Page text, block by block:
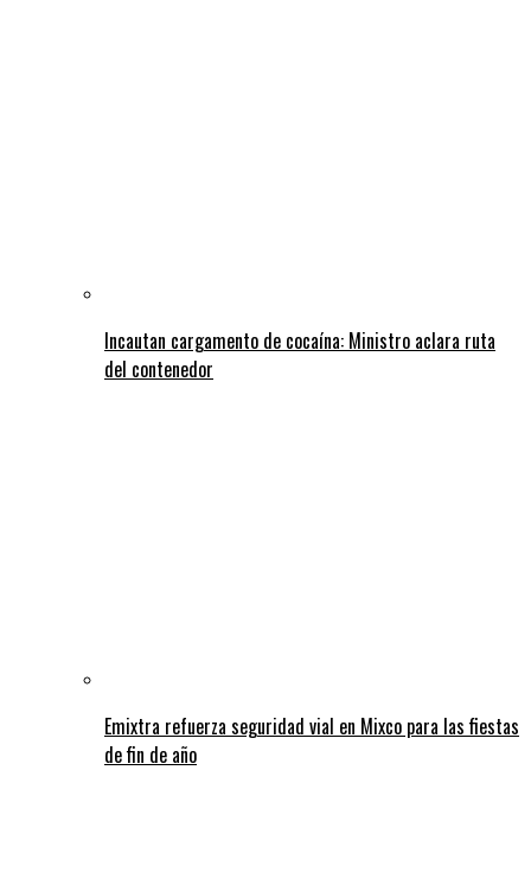
Incautan cargamento de cocaína: Ministro aclara ruta
del contenedor
Emixtra refuerza seguridad vial en Mixco para las fiestas
de fin de año